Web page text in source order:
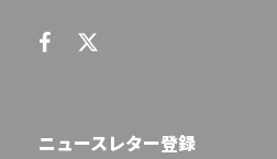
ニュースレター登録